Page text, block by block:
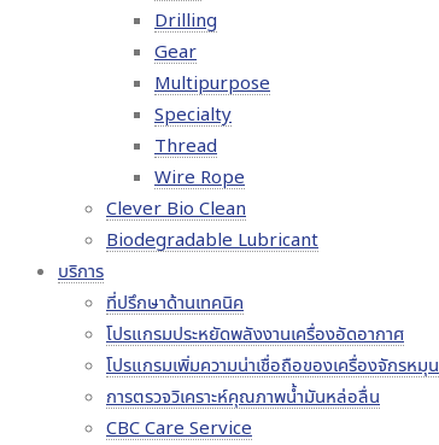
Drilling
Gear
Multipurpose
Specialty
Thread
Wire Rope
Clever Bio Clean
Biodegradable Lubricant
บริการ
ที่ปรึกษาด้านเทคนิค
โปรแกรมประหยัดพลังงานเครื่องอัดอากาศ
โปรแกรมเพิ่มความน่าเชื่อถือของเครื่องจักรหมุน
การตรวจวิเคราะห์คุณภาพน้ำมันหล่อลื่น
CBC Care Service